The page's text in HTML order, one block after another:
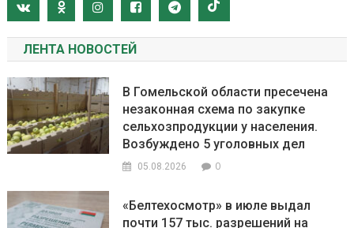
ЛЕНТА НОВОСТЕЙ
В Гомельской области пресечена
незаконная схема по закупке
сельхозпродукции у населения.
Возбуждено 5 уголовных дел
05.08.2026 0
«Белтехосмотр» в июле выдал
почти 157 тыс. разрешений на